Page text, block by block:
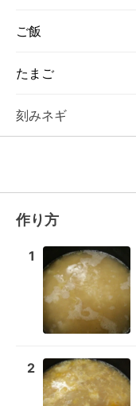
ご飯
たまご
刻みネギ
作り方
1
2